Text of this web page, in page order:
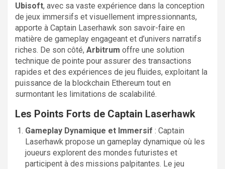
Ubisoft, avec sa vaste expérience dans la conception
de jeux immersifs et visuellement impressionnants,
apporte à Captain Laserhawk son savoir-faire en
matière de gameplay engageant et d’univers narratifs
riches. De son côté, Arbitrum offre une solution
technique de pointe pour assurer des transactions
rapides et des expériences de jeu fluides, exploitant la
puissance de la blockchain Ethereum tout en
surmontant les limitations de scalabilité.
Les Points Forts de Captain Laserhawk
Gameplay Dynamique et Immersif : Captain
Laserhawk propose un gameplay dynamique où les
joueurs explorent des mondes futuristes et
participent à des missions palpitantes. Le jeu